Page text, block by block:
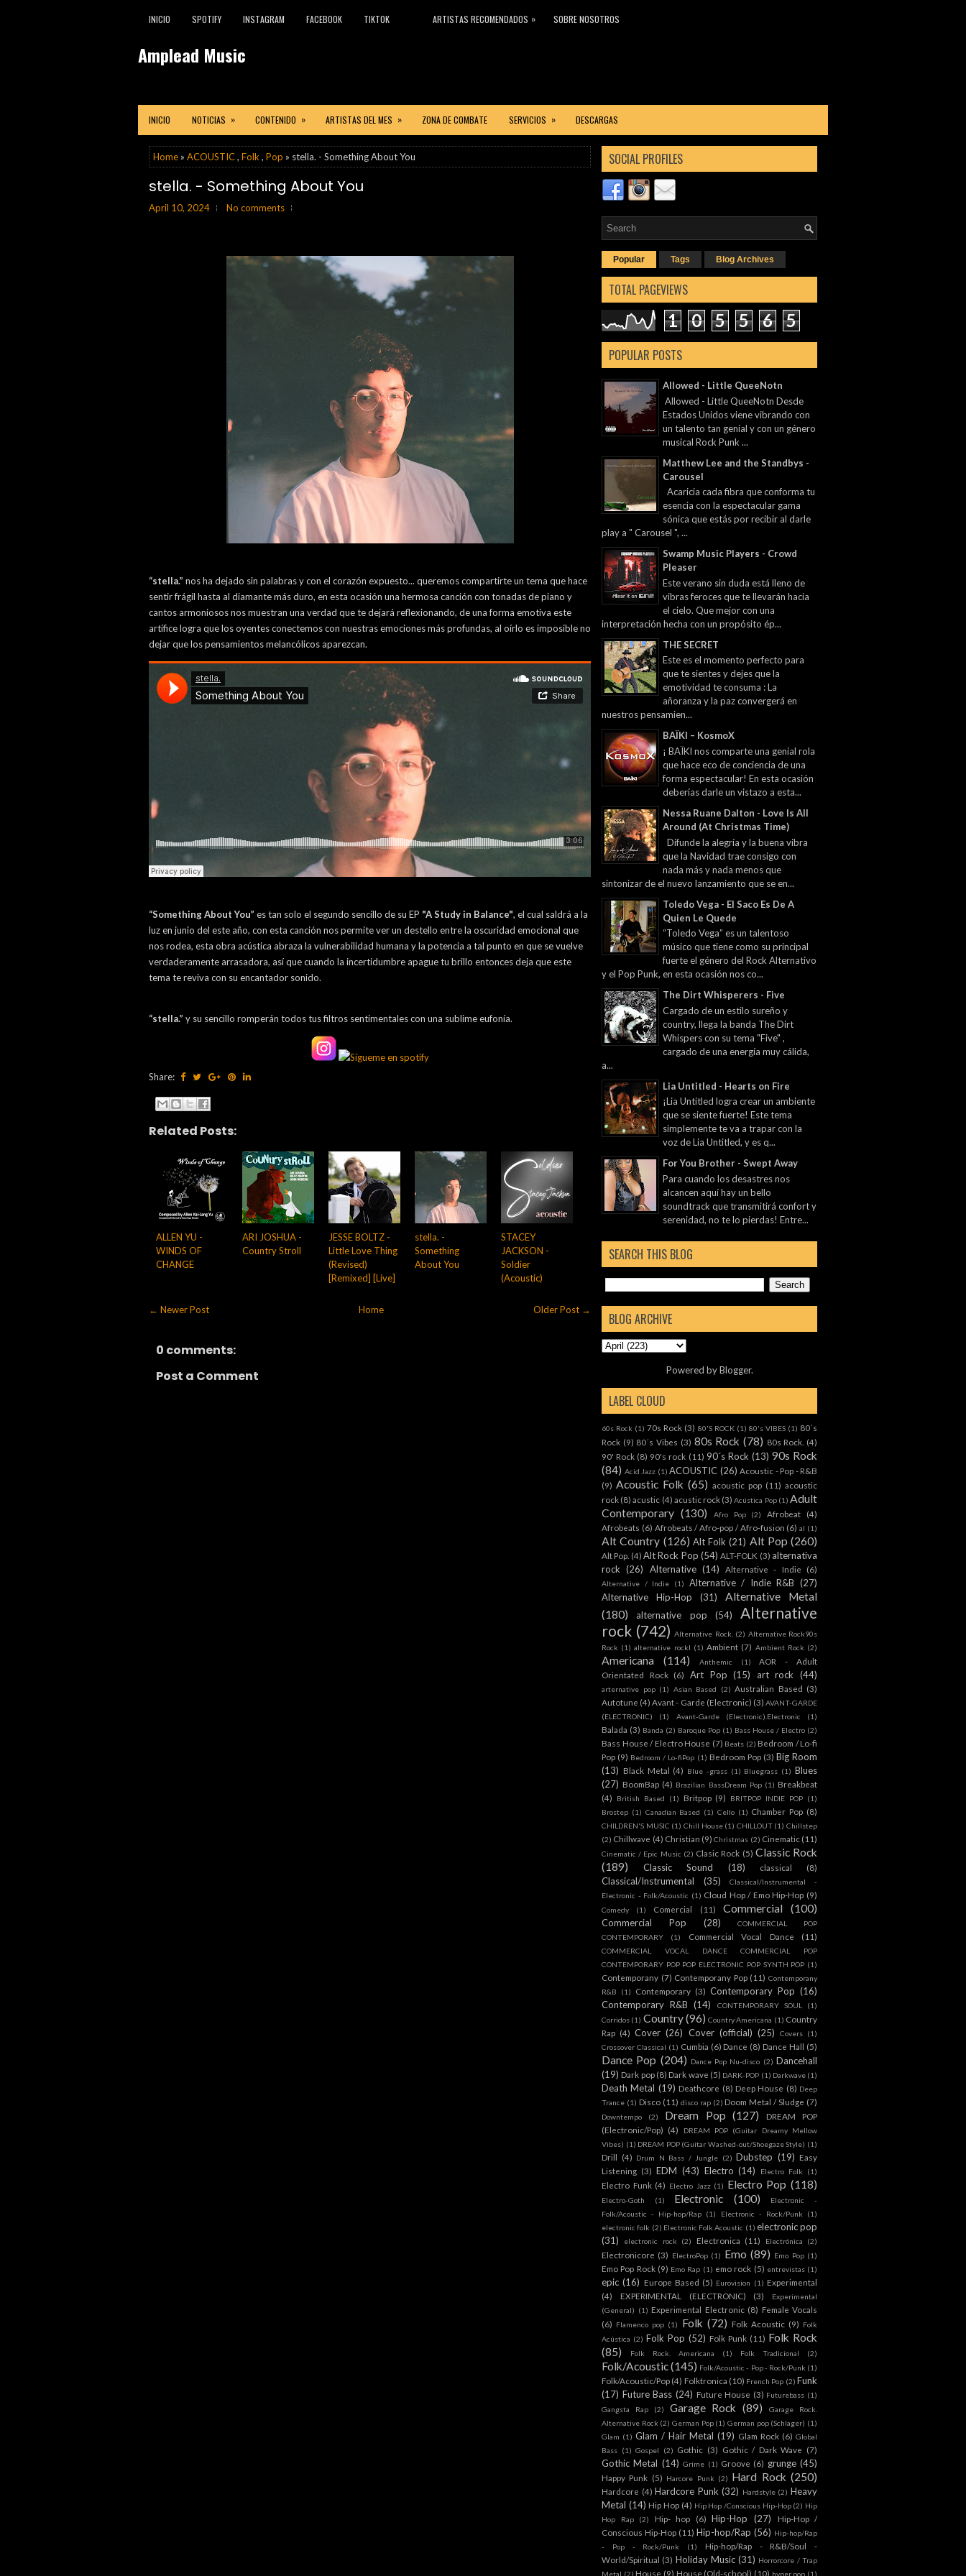
INICIO SPOTIFY INSTAGRAM FACEBOOK TIKTOK ARTISTAS RECOMENDADOS » SOBRE NOSOTROS
Amplead Music
INICIO NOTICIAS » CONTENIDO » ARTISTAS DEL MES » ZONA DE COMBATE SERVICIOS » DESCARGAS
Home » ACOUSTIC, Folk , Pop » stella. - Something About You
stella. - Something About You
April 10, 2024 No comments
“stella.” nos ha dejado sin palabras y con el corazón expuesto... queremos compartirte un tema que hace
sentir frágil hasta al diamante más duro, en esta ocasión una hermosa canción con tonadas de piano y
cantos armoniosos nos muestran una verdad que te dejará reflexionando, de una forma emotiva este
artífice logra que los oyentes conectemos con nuestras emociones más profundas, al oírlo es imposible no
dejar que los pensamientos melancólicos aparezcan.
“Something About You” es tan solo el segundo sencillo de su EP "A Study in Balance", el cual saldrá a la
luz en junio del este año, con esta canción nos permite ver un destello entre la oscuridad emocional que
nos rodea, esta obra acústica abraza la vulnerabilidad humana y la potencia a tal punto en que se vuelve
verdaderamente arrasadora, así que cuando la incertidumbre apague tu brillo entonces deja que este
tema te reviva con su encantador sonido.
“stella.” y su sencillo romperán todos tus filtros sentimentales con una sublime eufonía.
Share:
Related Posts:
ALLEN YU -
WINDS OF
CHANGE
ARI JOSHUA -
Country Stroll
JESSE BOLTZ -
Little Love Thing
(Revised)
[Remixed] [Live]
stella. -
Something
About You
STACEY
JACKSON -
Soldier
(Acoustic)
← Newer Post Older Post →
Home
0 comments:
Post a Comment
SOCIAL PROFILES
Popular Tags Blog Archives
TOTAL PAGEVIEWS
1 0 5 5 6 5
POPULAR POSTS
Allowed - Little QueeNotn
Allowed - Little QueeNotn Desde
Estados Unidos viene vibrando con
un talento tan genial y con un género
musical Rock Punk ...
Matthew Lee and the Standbys -
Carousel
Acaricia cada fibra que conforma tu
esencia con la espectacular gama
sónica que estás por recibir al darle
play a " Carousel ", ...
Swamp Music Players - Crowd
Pleaser
Este verano sin duda está lleno de
vibras feroces que te llevarán hacia
el cielo. Que mejor con una
interpretación hecha con un propósito ép...
THE SECRET
Este es el momento perfecto para
que te sientes y dejes que la
emotividad te consuma : La
añoranza y la paz convergerá en
nuestros pensamien...
BAÏKI – KosmoX
¡ BAÏKI nos comparte una genial rola
que hace eco de conciencia de una
forma espectacular! En esta ocasión
deberías darle un vistazo a esta...
Nessa Ruane Dalton - Love Is All
Around (At Christmas Time)
Difunde la alegría y la buena vibra
que la Navidad trae consigo con
nada más y nada menos que
sintonizar de el nuevo lanzamiento que se en...
Toledo Vega - El Saco Es De A
Quien Le Quede
“Toledo Vega” es un talentoso
músico que tiene como su principal
fuerte el género del Rock Alternativo
y el Pop Punk, en esta ocasión nos co...
The Dirt Whisperers - Five
Cargado de un estilo sureño y
country, llega la banda The Dirt
Whispers con su tema "Five" ,
cargado de una energía muy cálida,
a...
Lia Untitled - Hearts on Fire
¡Lia Untitled logra crear un ambiente
que se siente fuerte! Este tema
simplemente te va a trapar con la
voz de Lia Untitled, y es q...
For You Brother - Swept Away
Para cuando los desastres nos
alcancen aquí hay un bello
soundtrack que transmitirá confort y
serenidad, no te lo pierdas! Entre...
SEARCH THIS BLOG
BLOG ARCHIVE
Powered byBlogger.
LABEL CLOUD
60s Rock (1) 70s Rock (3) 80'S ROCK (1) 80's VIBES (1) 80´s
Rock (9) 80´s Vibes (3) 80s Rock (78) 80s Rock. (4)
90' Rock (8) 90's rock (11) 90´s Rock (13) 90s Rock
(84) Acid Jazz (1) ACOUSTIC (26) Acoustic - Pop - R&B
(9) Acoustic Folk (65) acoustic pop (11) acoustic
rock (8) acustic (4) acustic rock (3) Acústica Pop (1) Adult
Contemporary (130) Afro Pop (2) Afrobeat
(4)
Afrobeats (6) Afrobeats / Afro-pop / Afro-fusion (6) al (1)
Alt Country (126) Alt Folk (21) Alt Pop (260)
Alt Pop. (4) Alt Rock Pop (54) ALT-FOLK (3) alternativa
rock (26) Alternative (14) Alternative - Indie (6)
Alternative / Indie (1) Alternative / Indie R&B (27)
Alternative Hip-Hop
(31)
Alternative Metal
(180)
alternative pop (54)
Alternative
rock (742) Alternative Rock. (2) Alternative Rock90s
Rock (1) alternative rockl (1) Ambient (7) Ambient Rock (2)
Americana (114) Anthemic (1)
AOR - Adult
Orientated Rock (6) Art Pop (15) art rock (44)
arternative pop (1) Asian Based (2) Australian Based (3)
Autotune (4) Avant - Garde (Electronic) (3) AVANT-GARDE
(ELECTRONIC)
(1) Avant-Garde (Electronic).Electronic (1)
Balada (3) Banda (2) Baroque Pop (1) Bass House / Electro (2)
Bass House / Electro House (7) Beats (2) Bedroom / Lo-fi
Pop (9) Bedroom / Lo-fiPop (1) Bedroom Pop (3) Big Room
(13) Black Metal (4) Blue -grass (1) Bluegrass (1) Blues
(27) BoomBap (4) Brazilian BassDream Pop (1) Breakbeat
(4)
British Based (1) Britpop (9) BRITPOP INDIE POP (1)
Brostep (1) Canadian Based (1) Cello (1) Chamber Pop (8)
CHILDREN'S MUSIC (1) Chill House (1) CHILLOUT (1) Chillstep
(2) Chillwave (4) Christian (9) Christmas (2) Cinematic (11)
Cinematic / Epic Music (2) Clasic Rock (5) Classic Rock
(189)
Classic Sound (18) classical (8)
Classical/Instrumental (35)
Classical/Instrumental -
Electronic - Folk/Acoustic (1) Cloud Hop / Emo Hip-Hop (9)
Comedy (1) Comercial (11) Commercial (100)
Commercial Pop (28)
COMMERCIAL POP
CONTEMPORARY
(1) Commercial Vocal Dance (11)
COMMERCIAL VOCAL DANCE COMMERCIAL POP
CONTEMPORARY POP POP ELECTRONIC POP SYNTH POP (1)
Contemporany (7) Contemporany Pop (11) Contemporany
R&B
(1) Contemporary (3) Contemporary Pop (16)
Contemporary R&B (14) CONTEMPORARY SOUL
(1)
Corridos (1) Country(96) Country Americana (1) Country
Rap (4) Cover (26) Cover (official) (25) Covers (1)
Crossover Classical (1) Cumbia (6) Dance (8) Dance Hall (5)
Dance Pop (204) Dance Pop Nu-disco (2) Dancehall
(19) Dark pop (8) Dark wave (5) DARK-POP (1) Darkwave (1)
Death Metal (19) Deathcore (8) Deep House (8) Deep
Trance (1) Disco (11) disco rap (2) Doom Metal / Sludge (7)
Downtempo (2) Dream Pop (127)
DREAM POP
(Electronic/Pop) (4)
DREAM POP (Guitar Dreamy Mellow
Vibes) (1) DREAM POP (Guitar Washed-out/Shoegaze Style) (1)
Drill (4) Drum N Bass / Jungle (2) Dubstep (19) Easy
Listening (3) EDM (43) Electro (14) Electro Folk (1)
Electro Funk (4) Electro Jazz (1) Electro Pop (118)
Electro-Goth (1) Electronic (100)
Electronic -
Folk/Acoustic - Hip-hop/Rap (1) Electronic - Rock/Punk
(1)
electronic folk (2) Electronic Folk Acoustic (1) electronic pop
(31)
electronic rock (2) Electronica (11) Electrónica (2)
Electronicore (3) ElectroPop (1) Emo (89) Emo Pop (1)
Emo Pop Rock (9) Emo Rap (1) emo rock (5) entrevistas (1)
epic (16) Europe Based (5) Eurovision (1) Experimental
(4)
EXPERIMENTAL (ELECTRONIC) (3)
Experimental
(General) (1) Experimental Electronic (8) Female Vocals
(6) Flamenco pop (1) Folk (72) Folk Acoustic (9) Folk
Acústica (2) Folk Pop (52) Folk Punk (11) Folk Rock
(85)
Folk Rock. Americana (1) Folk Tradicional (2)
Folk/Acoustic(145) Folk/Acoustic - Pop - Rock/Punk (1)
Folk/Acoustic/Pop (4) Folktronica (10) French Pop (2) Funk
(17) Future Bass (24) Future House (3) Futurebass (1)
Gangsta Rap
(2) Garage Rock (89)
Garage Rock.
Alternative Rock (2) German Pop (1) German pop (Schlager) (1)
Glam (1) Glam / Hair Metal (19) Glam Rock (6) Global
Bass (1) Gospel (2) Gothic (3) Gothic / Dark Wave (7)
Gothic Metal (14) Grime (1) Groove (6) grunge (45)
Happy Punk (5) Harcore Punk (2) Hard Rock (250)
Hardcore (4) Hardcore Punk (32) Hardstyle (2) Heavy
Metal (14) Hip Hop (4) Hip Hop /Conscious Hip-Hop (2) Hip
Hop Rap
(2) Hip- hop (6) Hip-Hop (27)
Hip-Hop /
Conscious Hip-Hop (11) Hip-hop/Rap (56) Hip-hop/Rap
- Pop - Rock/Punk
(1)
Hip-hop/Rap - R&B/Soul -
World/Spiritual (3) Holiday Music (31) Horrorcore / Trap
Metal (2) House (9) House (Old-school) (10) hyper pop (1)